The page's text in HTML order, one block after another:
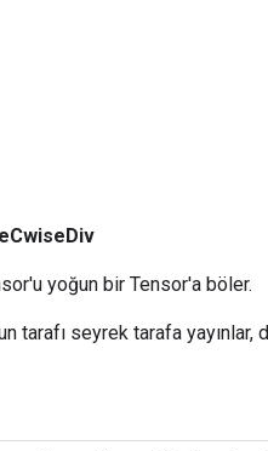
yoğun bir Tensor'a böler.
tarafı seyrek tarafa yayınlar,